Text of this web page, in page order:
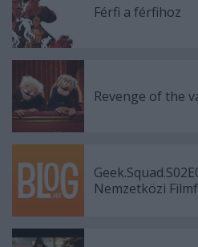
Férfi a férfihoz
Revenge of the
Nemzetközi